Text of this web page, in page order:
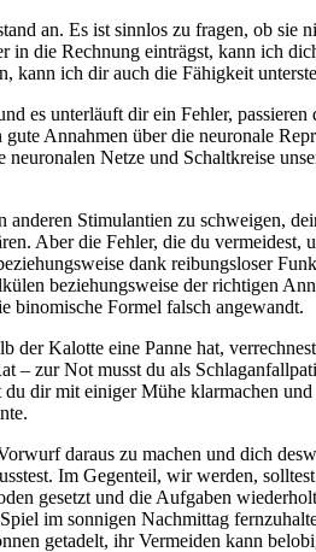
an. Es ist sinnlos zu fragen, ob sie
in die Rechnung einträgst, kann ich
kann ich dir auch die Fähigkeit
es unterläuft dir ein Fehler,
Annahmen über die neuronale
Netze und Schaltkreise
Stimulantien zu schweigen,
Aber die Fehler, die du
dank reibungsloser
beziehungsweise der richtigen
binomische Formel falsch angewandt.
der Kalotte eine Panne hat,
– zur Not musst du als
du dir mit einiger Mühe klarmachen
daraus zu machen und dich
Im Gegenteil, wir werden,
gesetzt und die Aufgaben
im sonnigen Nachmittag
getadelt, ihr Vermeiden kann